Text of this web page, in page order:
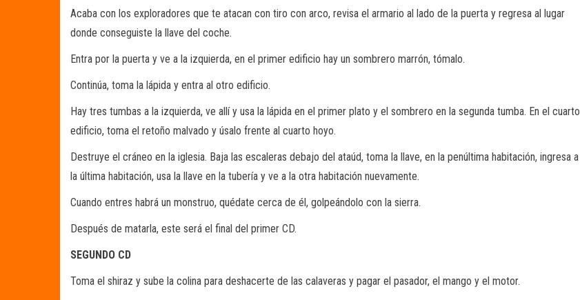
Acaba con los exploradores que te atacan con tiro con arco, revisa el armario al lado de la puerta y regresa al lugar
donde conseguiste la llave del coche.
Entra por la puerta y ve a la izquierda, en el primer edificio hay un sombrero marrón, tómalo.
Continúa, toma la lápida y entra al otro edificio.
Hay tres tumbas a la izquierda, ve allí y usa la lápida en el primer plato y el sombrero en la segunda tumba. En el cuarto
edificio, toma el retoño malvado y úsalo frente al cuarto hoyo.
Destruye el cráneo en la iglesia. Baja las escaleras debajo del ataúd, toma la llave, en la penúltima habitación, ingresa a
la última habitación, usa la llave en la tubería y ve a la otra habitación nuevamente.
Cuando entres habrá un monstruo, quédate cerca de él, golpeándolo con la sierra.
Después de matarla, este será el final del primer CD.
SEGUNDO CD
Toma el shiraz y sube la colina para deshacerte de las calaveras y pagar el pasador, el mango y el motor.